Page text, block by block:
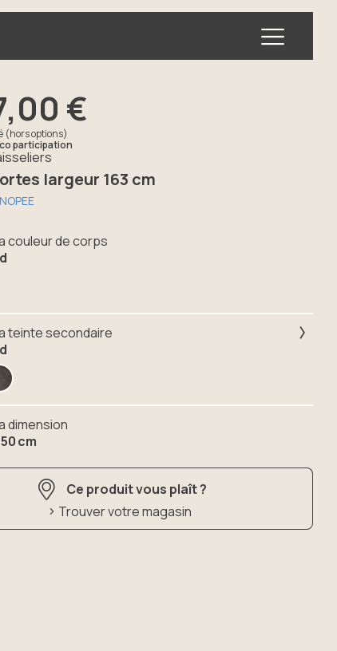
largeur 163 cm
€
(hors options)
participation
couleur de corps
teinte secondaire
dimension
cm
Ce produit vous plaît ?
Trouver votre magasin